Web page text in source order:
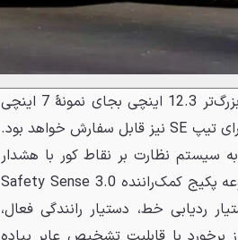
در همین حال، تیپ بالا ردهٔ XSE هم حالا به صفحه آمپر بزرگ‌تر 12.3 اینچی بجای نمونهٔ 7 اینچی
قبلی مجهز شده است. این نمایشگر بزرگ‌تر به‌صورت آپشن برای تیپ SE نیز قابل سفارش خواهد بود.
به سیستم نظارت بر نقاط کور با هشدار
ترافیک عقب مجهز شده است. خریداران همچنین از مجموعه پکیج کمک‌راننده Safety Sense 3.0
ردیابی خط، دستیار رانندگی فعال،